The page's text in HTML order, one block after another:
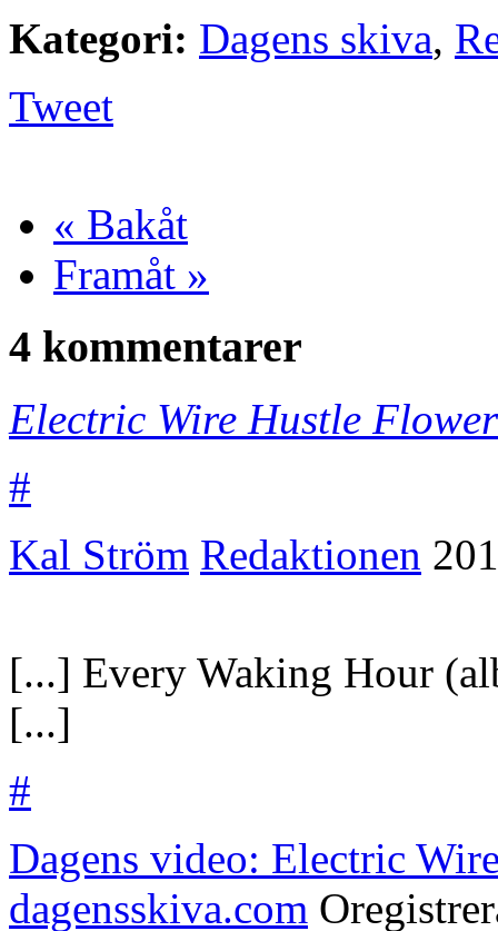
Kategori: Dagens skiva,
Tweet
« Bakåt
Framåt »
4 kommentarer
Electric Wire Hustle Flower
#
Kal Ström Redaktionen
[...] Every Waking Hour
[...]
#
Dagens video: Electric
dagensskiva.com